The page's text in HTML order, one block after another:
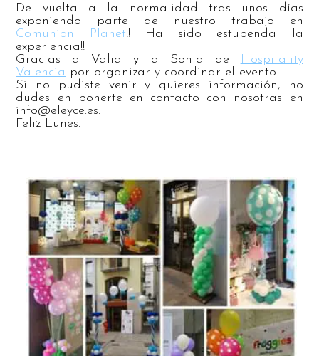
De vuelta a la normalidad tras unos días
exponiendo parte de nuestro trabajo en
Comunion Planet!! Ha sido estupenda la
experiencia!!
Gracias a Valia y a Sonia de
Hospitality
Valencia por organizar y coordinar el evento.
Si no pudiste venir y quieres información, no
dudes en ponerte en contacto con nosotras en
info@eleyce.es.
Feliz Lunes.